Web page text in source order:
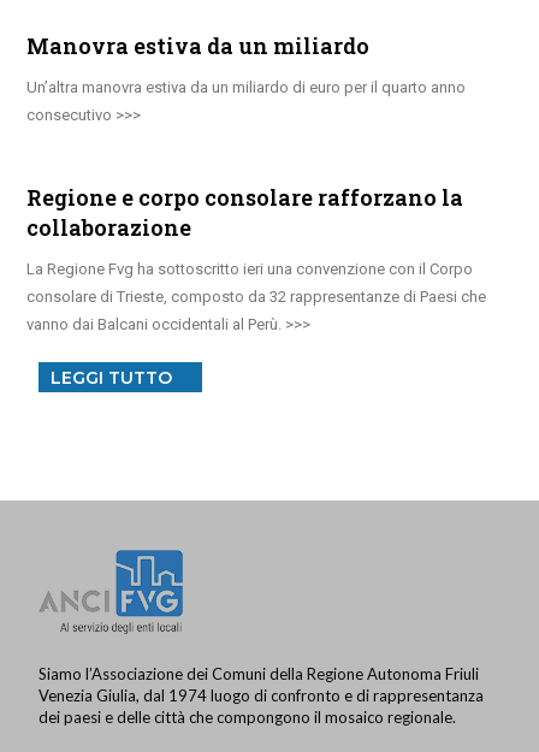
Manovra estiva da un miliardo
Un’altra manovra estiva da un miliardo di euro per il quarto anno
consecutivo
Regione e corpo consolare rafforzano la
collaborazione
La Regione Fvg ha sottoscritto ieri una convenzione con il Corpo
consolare di Trieste, composto da 32 rappresentanze di Paesi che
vanno dai Balcani occidentali al Perù.
LEGGI TUTTO
Siamo l’Associazione dei Comuni della Regione Autonoma Friuli
Venezia Giulia, dal 1974 luogo di confronto e di rappresentanza
dei paesi e delle città che compongono il mosaico regionale.